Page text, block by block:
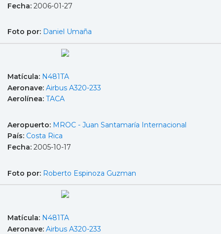
Fecha: 2006-01-27
Foto por: Daniel Umaña
Matícula: N481TA
Aeronave: Airbus A320-233
Aerolínea: TACA
Aeropuerto: MROC - Juan Santamaría Internacional
País: Costa Rica
Fecha: 2005-10-17
Foto por: Roberto Espinoza Guzman
Matícula: N481TA
Aeronave: Airbus A320-233